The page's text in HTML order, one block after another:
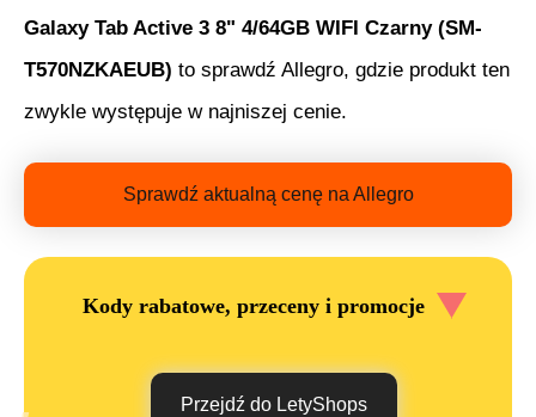
Galaxy Tab Active 3 8" 4/64GB WIFI Czarny (SM-
T570NZKAEUB) to sprawdź Allegro, gdzie produkt ten
zwykle występuje w najniszej cenie.
Sprawdź aktualną cenę na Allegro
Kody rabatowe, przeceny i promocje
Przejdź do LetyShops